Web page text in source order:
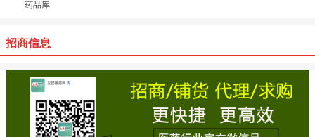
药品库
招商信息